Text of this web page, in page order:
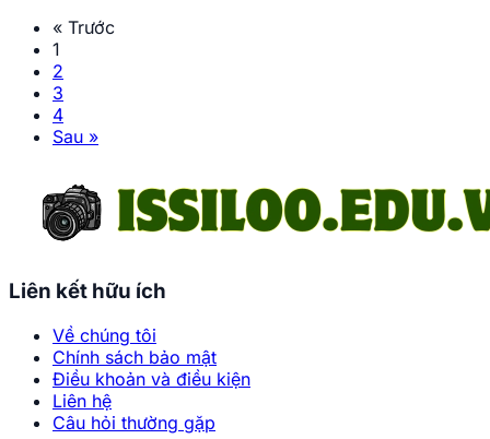
« Trước
1
2
3
4
Sau »
Liên kết hữu ích
Về chúng tôi
Chính sách bảo mật
Điều khoản và điều kiện
Liên hệ
Câu hỏi thường gặp